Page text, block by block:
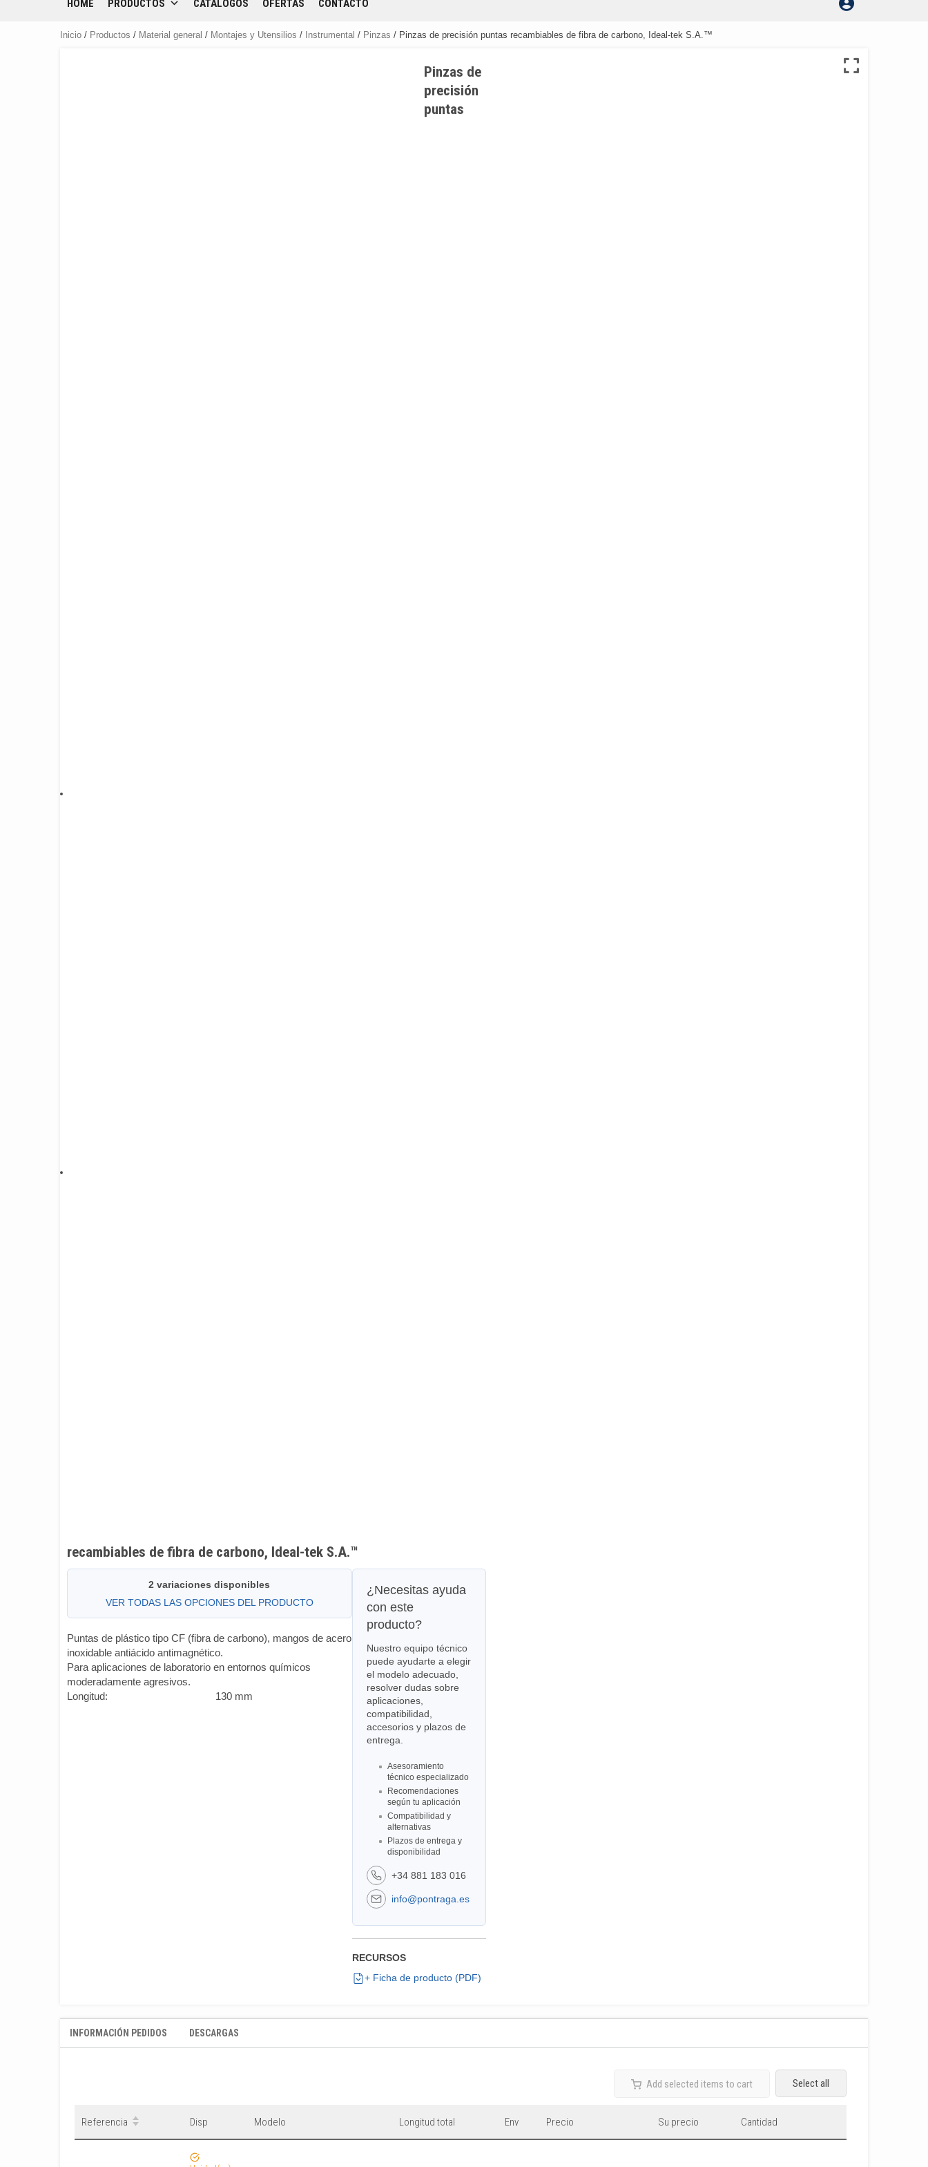
HOME PRODUCTOS CATÁLOGOS OFERTAS CONTACTO
Inicio / Productos / Material general / Montajes y Utensilios / Instrumental / Pinzas / Pinzas de precisión puntas recambiables de fibra de carbono, Ideal-tek S.A.™
Pinzas de
precisión
puntas
recambiables de fibra de carbono, Ideal-tek S.A.™
2 variaciones disponibles
VER TODAS LAS OPCIONES DEL PRODUCTO
Puntas de plástico tipo CF (fibra de carbono), mangos de acero
inoxidable antiácido antimagnético.
Para aplicaciones de laboratorio en entornos químicos
moderadamente agresivos.
Longitud:
130 mm
¿Necesitas ayuda
con este
producto?
Nuestro equipo técnico
puede ayudarte a elegir
el modelo adecuado,
resolver dudas sobre
aplicaciones,
compatibilidad,
accesorios y plazos de
entrega.
Asesoramiento
técnico especializado
Recomendaciones
según tu aplicación
Compatibilidad y
alternativas
Plazos de entrega y
disponibilidad
+34 881 183 016
info@pontraga.es
RECURSOS
+ Ficha de producto (PDF)
INFORMACIÓN PEDIDOS DESCARGAS
Add selected items to cart Select all
Referencia Disp Modelo Longitud total Env Precio Su precio Cantidad